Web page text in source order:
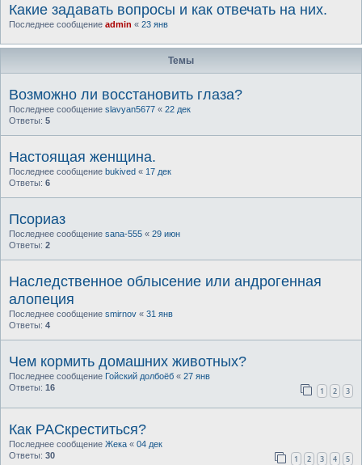
Какие задавать вопросы и как отвечать на них.
Последнее сообщение admin « 23 янв
Темы
Возможно ли восстановить глаза?
Последнее сообщение slavyan5677 « 22 дек
Ответы: 5
Настоящая женщина.
Последнее сообщение bukived « 17 дек
Ответы: 6
Псориаз
Последнее сообщение sana-555 « 29 июн
Ответы: 2
Наследственное облысение или андрогенная
алопеция
Последнее сообщение smirnov « 31 янв
Ответы: 4
Чем кормить домашних животных?
Последнее сообщение Гойский долбоёб « 27 янв
Ответы: 16 1 2 3
Как РАСкреститься?
Последнее сообщение Жека « 04 дек
Ответы: 30 1 2 3 4 5